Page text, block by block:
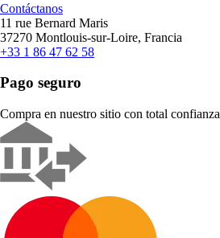
Contáctanos
11 rue Bernard Maris
37270 Montlouis-sur-Loire, Francia
+33 1 86 47 62 58
Pago seguro
Compra en nuestro sitio con total confianza